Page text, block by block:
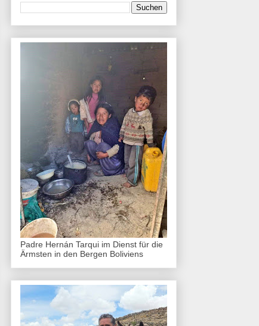
Padre Hernán Tarqui im Dienst für die
Ärmsten in den Bergen Boliviens